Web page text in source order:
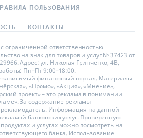
ПОЛЬЗОВАНИЯ
КОНТАКТЫ
ограниченной ответственностью
на знак для товаров и услуг № 37423 от
Адрес: ул. Николая Гринченко, 4В,
Пн–Пт 9:00–18:00.
финансовый портал. Материалы
«Промо», «Акция», «Мнение»,
проект» – это реклама в понимании
За содержание рекламы
рекламодатель. Информация на данной
банковских услуг. Проверенную
и услугах можно посмотреть на
банка. Использование